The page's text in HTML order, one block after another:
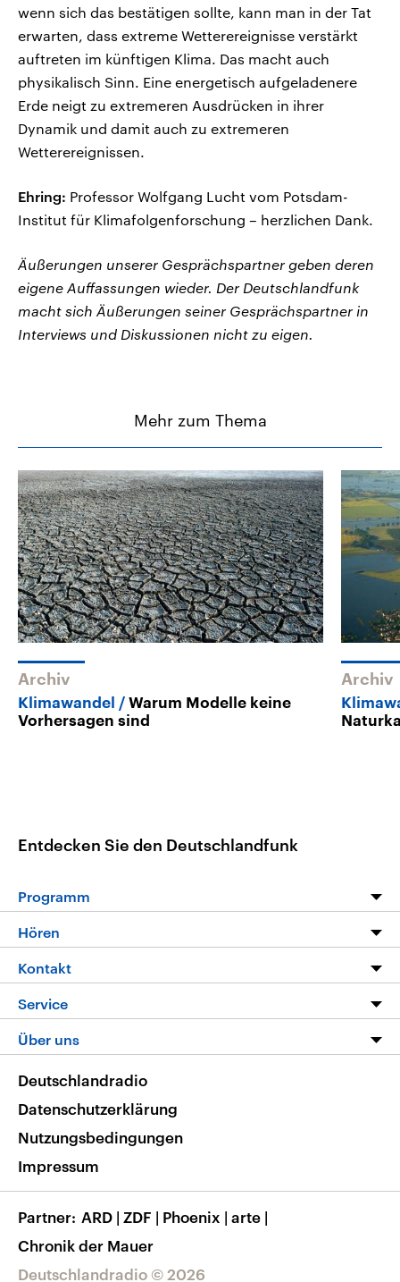
wenn sich das bestätigen sollte, kann man in der Tat
erwarten, dass extreme Wetterereignisse verstärkt
auftreten im künftigen Klima. Das macht auch
physikalisch Sinn. Eine energetisch aufgeladenere
Erde neigt zu extremeren Ausdrücken in ihrer
Dynamik und damit auch zu extremeren
Wetterereignissen.
Ehring: Professor Wolfgang Lucht vom Potsdam-
Institut für Klimafolgenforschung – herzlichen Dank.
Äußerungen unserer Gesprächspartner geben deren
eigene Auffassungen wieder. Der Deutschlandfunk
macht sich Äußerungen seiner Gesprächspartner in
Interviews und Diskussionen nicht zu eigen.
Mehr zum Thema
Archiv
Klimawandel
Warum Modelle keine
Vorhersagen sind
Archiv
Entdecken Sie den Deutschlandfunk
Programm
Programm
Die Nachrichten
Nachrichtenleicht
Neue Beiträge auf dlf.de
Hören
Livestream
Podcasts
Deutschlandfunk App
Nachrichten App
Frequenzen
Kontakt
Hörerservice
Service
FAQ
Veranstaltungen
Musikliste
RSS
Über uns
Barrierefreiheit
Deutschlandradio © 2026
Deutschlandradio
Datenschutzerklärung
Nutzungsbedingungen
Impressum
Partner ARD | ZDF | Phoenix | arte |
Chronik der Mauer